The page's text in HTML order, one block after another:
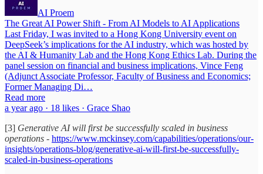
AI Proem
The Great AI Power Shift - From AI Models to AI Applications
Last Friday, I was invited to a Hong Kong University event on
DeepSeek’s implications for the AI industry, which was hosted by
the AI & Humanity Lab and the Hong Kong Ethics Lab. During the
panel session on financial and business implications, Vince Feng
(Adjunct Associate Professor, Faculty of Business and Economics;
Former Managing Di…
Read more
a year ago · 18 likes · Grace Shao
[3] Generative AI will first be successfully scaled in business
operations - https://www.mckinsey.com/capabilities/operations/our-
insights/operations-blog/generative-ai-will-first-be-successfully-
scaled-in-business-operations